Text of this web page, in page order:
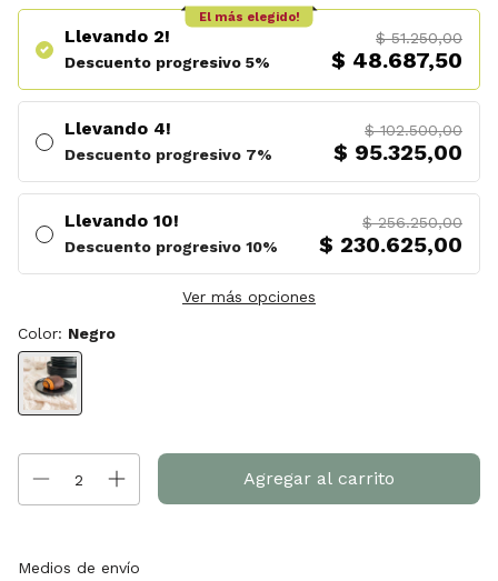
Llevando 2!
Descuento progresivo 5%
$ 51.250,00
$ 48.687,50
El más elegido!
Llevando 4!
Descuento progresivo 7%
$ 102.500,00
$ 95.325,00
Llevando 10!
Descuento progresivo 10%
$ 256.250,00
$ 230.625,00
Ver más opciones
Color: Negro
Entregas para el CP:
Medios de envío